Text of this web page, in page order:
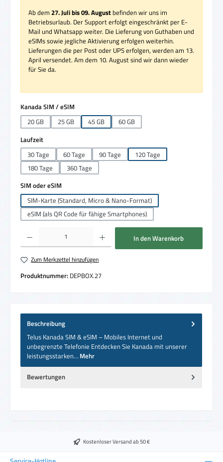
Ab dem 27. Juli bis 09. August befinden wir uns im
Betriebsurlaub. Der Support erfolgt eingeschränkt per E-
Mail und Whatsapp weiter. Die Lieferung von Guthaben und
eSIMs sowie jegliche Aktivierung erfolgen weiterhin.
Lieferungen die per Post oder UPS erfolgen, werden am 13.
April versendet. Am dem 10. August sind wir dann wieder
für Sie da.
Kanada SIM / eSIM
20 GB
25 GB 45 GB
60 GB
Laufzeitauswählen
30 Tage
60 Tage 90 Tage
120 Tage
180 Tage
360 Tage
SIM oder eSIM
SIM-Karte (Standard, Micro & Nano-Format)
eSIM (als QR Code für fähige Smartphones)
Produkt Anzahl: Gib den gewünschten Wert ein oder benutze die Schaltflächen um
In den Warenkorb
Zum Merkzettel hinzufügen
Produktnummer: DEPBOX.27
Beschreibung
Telus Kanada SIM & eSIM – Mobiles Internet und
unbegrenzte Telefonie Entdecken Sie Kanada mit unserer
leistungsstarken… Mehr
Bewertungen
Kostenloser Versand ab 50 €